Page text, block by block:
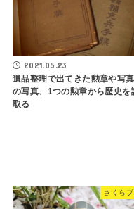
2021.05.23
遺品整理で出てきた勲章や写
の写真、1つの勲章から歴史を
取る
さくら